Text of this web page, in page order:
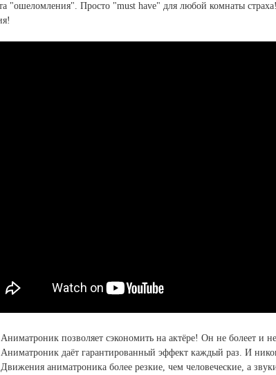
"ошеломления". Просто "must have" для любой комнаты
Аниматроник позволяет сэкономить на актёре! Он не болеет и не
Аниматроник даёт гарантированный эффект каждый раз. И
Движения аниматроника более резкие, чем человеческие, а